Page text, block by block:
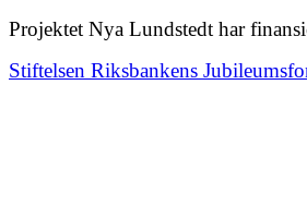
Projektet Nya Lundstedt har
Stiftelsen Riksbankens